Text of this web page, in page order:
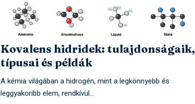
Kovalens hidridek: tulajdonságaik,
típusai és példák
A kémia világában a hidrogén, mint a legkönnyebb és
leggyakoribb elem, rendkívül…